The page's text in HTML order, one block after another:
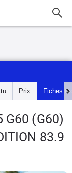
Prix Fiches
G60 (G60)
83.9